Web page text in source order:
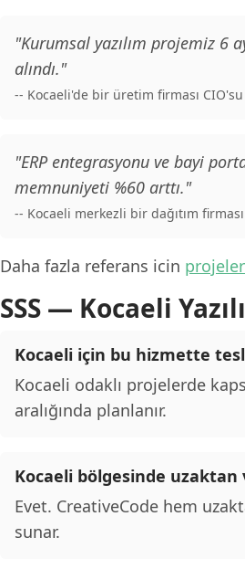
"Kurumsal yazılım projemiz 6
alındı."
-- Kocaeli'de bir üretim firması CIO'su
"ERP entegrasyonu ve bayi
memnuniyeti %60 arttı."
-- Kocaeli merkezli bir dağıtım firması
Daha fazla referans icin
SSS — Kocaeli
Kocaeli için bu hizmette
Kocaeli odaklı projelerde
aralığında planlanır.
Kocaeli bölgesinde uzaktan
Evet. CreativeCode hem
sunar.